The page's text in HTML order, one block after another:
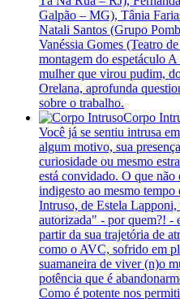
Galpão – MG), Tânia
Natali Santos (Grupo
Vanéssia Gomes (Teatro
montagem do espetáculo
mulher que virou pudim,
Orelana, aprofunda
sobre o trabalho.
Corpo
Você já se sentiu intrusa
algum motivo, sua
curiosidade ou mesmo
está convidado. O que
indigesto ao mesmo
Intruso, de Estela Lapponi,
autorizada" - por quem?! -
partir da sua trajetória de
como o AVC, sofrido em
suamaneira de viver (n)o
potência que é
Como é potente nos